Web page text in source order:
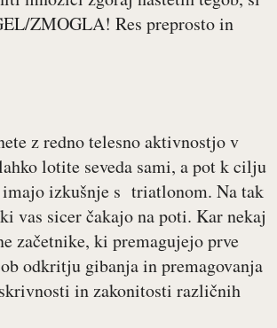
ZMOGLA! Res preprosto in
z redno telesno aktivnostjo v
lotite seveda sami, a pot k cilju
imajo izkušnje s triatlonom. Na tak
vas sicer čakajo na poti. Kar nekaj
začetnike, ki premagujejo prve
odkritju gibanja in premagovanja
in zakonitosti različnih